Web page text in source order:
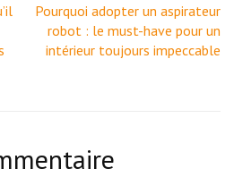
Pourquoi adopter un aspirateur
robot : le must-have pour un
intérieur toujours impeccable